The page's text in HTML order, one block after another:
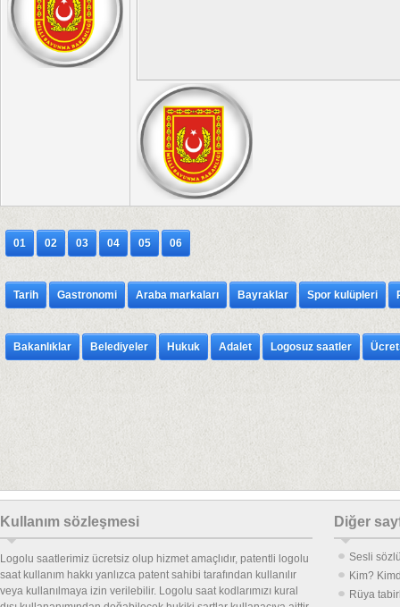
01 02 03 04 05 06
Tarih Gastronomi Araba markaları Bayraklar Spor kulüpleri
Bakanlıklar Belediyeler Hukuk Adalet Logosuz saatler
Kullanım sözleşmesi
Logolu saatlerimiz ücretsiz olup hizmet amaçlıdır, patentli logolu
saat kullanım hakkı yanlızca patent sahibi tarafından kullanılır
veya kullanılmaya izin verilebilir. Logolu saat kodlarımızı kural
Diğer
Sesli
Kim?
Rüya